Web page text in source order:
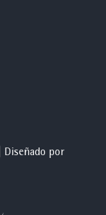
Diseñado por